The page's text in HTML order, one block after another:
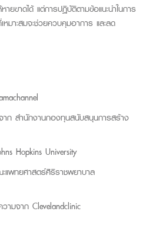
ายขาดได้ แต่การปฏิบัติตามข้อแนะนำในการ
าะสมจะช่วยควบคุมอาการ และลด
าก สำนักงานกองทุนสนับสนุนการสร้าง
Hopkins University
แพทยศาสตร์ศิริราชพยาบาล
ามจาก Clevelandclinic